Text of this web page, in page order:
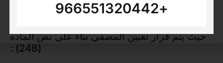
حيث يتم قرار تعيين المصفي بناء على نص المادة
(248) :
+966551320442